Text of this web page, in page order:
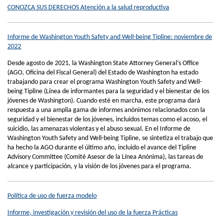
CONOZCA SUS DERECHOS Atención a la salud reproductiva
Informe de Washington Youth Safety and Well-being Tipline: noviembre de
2022
Desde agosto de 2021, la Washington State Attorney General’s Office
(AGO, Oficina del Fiscal General) del Estado de Washington ha estado
trabajando para crear el programa Washington Youth Safety and Well-
being Tipline (Línea de informantes para la seguridad y el bienestar de los
jóvenes de Washington). Cuando esté en marcha, este programa dará
respuesta a una amplia gama de informes anónimos relacionados con la
seguridad y el bienestar de los jóvenes, incluidos temas como el acoso, el
suicidio, las amenazas violentas y el abuso sexual. En el Informe de
Washington Youth Safety and Well-being Tipline, se sintetiza el trabajo que
ha hecho la AGO durante el último año, incluido el avance del Tipline
Advisory Committee (Comité Asesor de la Línea Anónima), las tareas de
alcance y participación, y la visión de los jóvenes para el programa.
Política de uso de fuerza modelo
Informe, investigación y revisión del uso de la fuerza Prácticas